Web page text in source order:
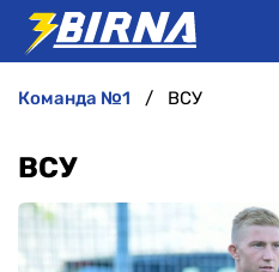
ІНТЕРВ'Ю
команда №1 ВСУ
ВСУ